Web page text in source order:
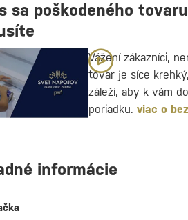
sa poškodeného
Vážení zákazníci,
tovar je síce
záleží, aby k vám
poriadku. viac o
informácie